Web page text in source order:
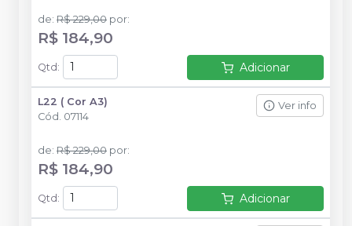
de: R$ 229,00 por:
R$ 184,90
Qtd : Adicionar
L22 ( Cor A3)
Cód. 07114
Ver info
de: R$ 229,00 por:
R$ 184,90
Qtd : Adicionar